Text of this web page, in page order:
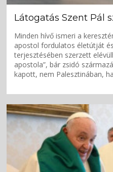
Látogatás Szent Pál
Minden hívő ismeri a
apostol fordulatos életútját
terjesztésében szerzett
apostola”, bár zsidó
kapott, nem Palesztinában,